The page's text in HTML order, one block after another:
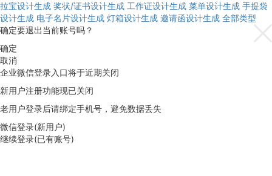
拉宝设计生成 奖状/证书设计生成 工作证设计生成 菜单设计生成 手提袋
设计生成 电子名片设计生成 灯箱设计生成 邀请函设计生成 全部类型
确定要退出当前账号吗？
确定
取消
企业微信登录入口将于近期关闭
新用户注册功能现已关闭
老用户登录后请绑定手机号，避免数据丢失
微信登录(新用户)
继续登录(已有账号)